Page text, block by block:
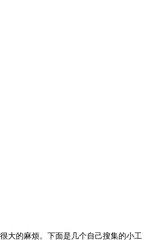
大的麻烦。下面是几个自己搜集的小工